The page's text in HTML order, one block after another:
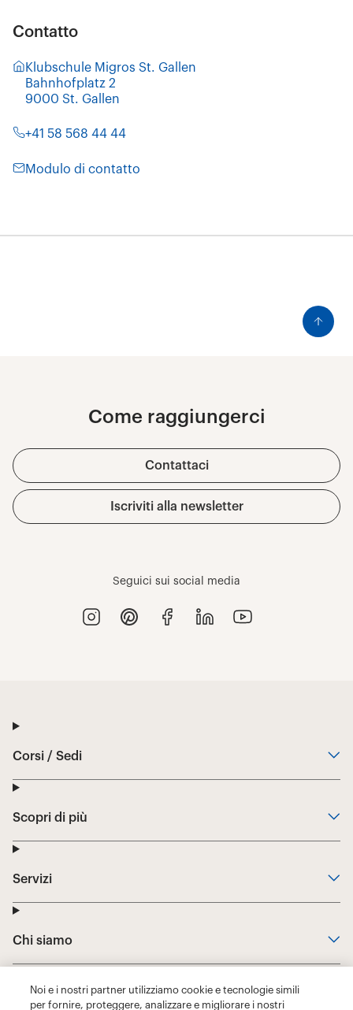
Noi e i nostri partner utilizziamo cookie e tecnologie simili
per fornire, proteggere, analizzare e migliorare i nostri